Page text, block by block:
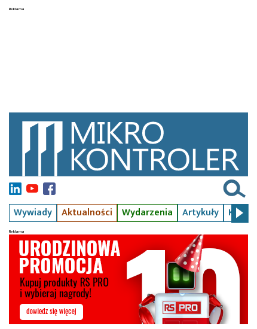
Wywiady Aktualności Wydarzenia Artykuły Kursy